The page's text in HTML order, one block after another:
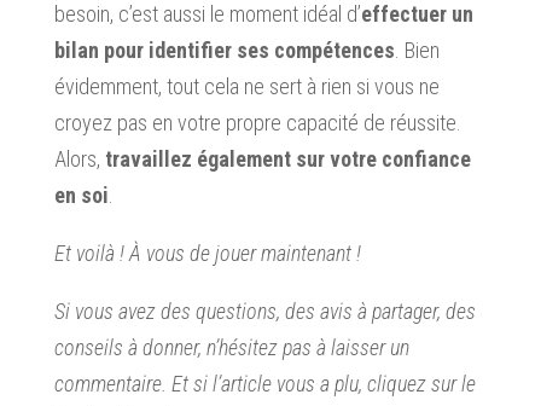
besoin, c’est aussi le moment idéal d’effectuer un
bilan pour identifier ses compétences . Bien
évidemment, tout cela ne sert à rien si vous ne
croyez pas en votre propre capacité de réussite.
Alors, travaillez également sur votre confiance
en soi
Et voilà ! À vous de jouer maintenant !
Si vous avez des questions, des avis à partager, des
conseils à donner, n’hésitez pas à laisser un
commentaire. Et si l’article vous a plu, cliquez sur le